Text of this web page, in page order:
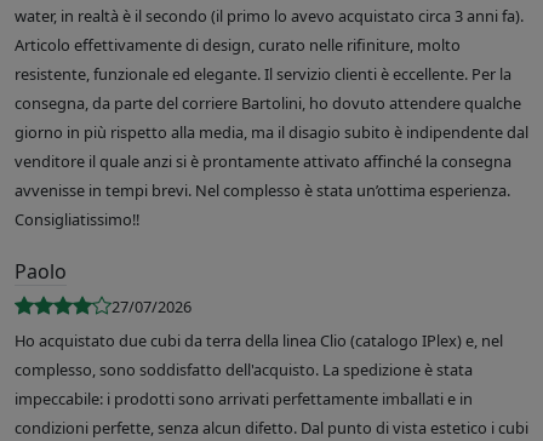
water, in realtà è il secondo (il primo lo avevo acquistato circa 3 anni fa).
Articolo effettivamente di design, curato nelle rifiniture, molto
resistente, funzionale ed elegante. Il servizio clienti è eccellente. Per la
consegna, da parte del corriere Bartolini, ho dovuto attendere qualche
giorno in più rispetto alla media, ma il disagio subito è indipendente dal
venditore il quale anzi si è prontamente attivato affinché la consegna
avvenisse in tempi brevi. Nel complesso è stata un’ottima esperienza.
Consigliatissimo!!
Paolo
27/07/2026
Ho acquistato due cubi da terra della linea Clio (catalogo IPlex) e, nel
complesso, sono soddisfatto dell'acquisto. La spedizione è stata
impeccabile: i prodotti sono arrivati perfettamente imballati e in
condizioni perfette, senza alcun difetto. Dal punto di vista estetico i cubi